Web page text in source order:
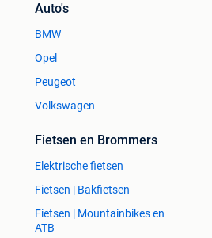
Auto's
BMW
Opel
Peugeot
Volkswagen
Fietsen en Brommers
Elektrische fietsen
Fietsen | Bakfietsen
Fietsen | Mountainbikes en
ATB